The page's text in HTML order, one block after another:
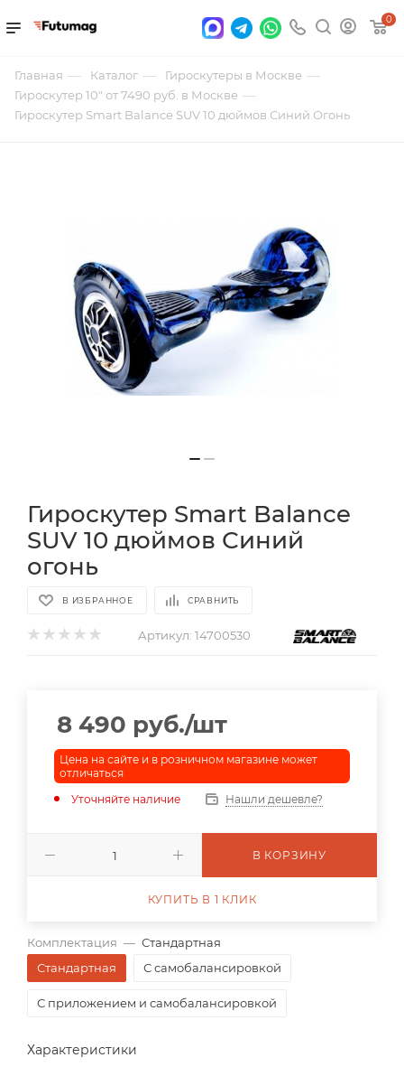
0
Главная — Каталог — Гироскутеры в Москве —
Гироскутер 10" от 7490 руб. в Москве —
Гироскутер Smart Balance SUV 10 дюймов Синий Огонь
Гироскутер Smart Balance
SUV 10 дюймов Синий
огонь
В ИЗБРАННОЕ СРАВНИТЬ
Артикул: 14700530
Комплектация — Стандартная
Стандартная
С самобалансировкой
С приложением и самобалансировкой
Характеристики
8 490 руб./шт
Цена на сайте и в розничном магазине может
отличаться
Уточняйте наличие
Нашли дешевле?
В КОРЗИНУ
КУПИТЬ В 1 КЛИК